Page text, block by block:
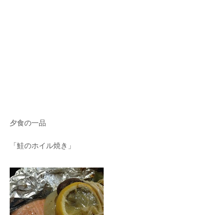
夕食の一品
「鮭のホイル焼き」